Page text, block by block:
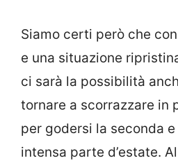
Siamo certi però che
e una situazione
ci sarà la possibilità
tornare a scorrazzare in
per godersi la seconda
intensa parte d’estate.